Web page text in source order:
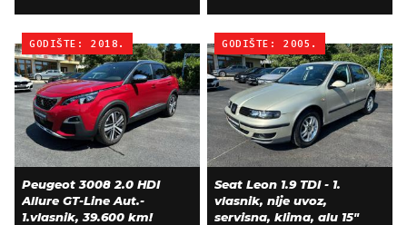
GODIŠTE: 2018.
Peugeot 3008 2.0 HDI
Allure GT-Line Aut.-
1.vlasnik, 39.600 km!
GODIŠTE: 2005.
Seat Leon 1.9 TDI - 1.
vlasnik, nije uvoz,
servisna, klima, alu 15"